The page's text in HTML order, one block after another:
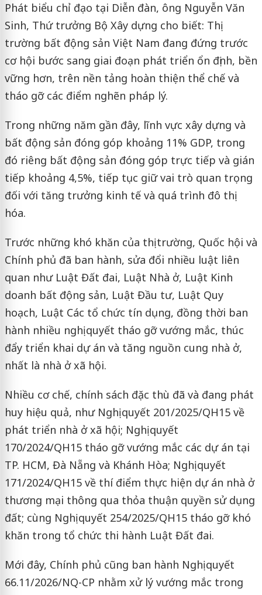
Phát biểu chỉ đạo tại Diễn đàn, ông Nguyễn Văn
Sinh, Thứ trưởng Bộ Xây dựng cho biết: Thị
trường bất động sản Việt Nam đang đứng trước
cơ hội bước sang giai đoạn phát triển ổn định, bền
vững hơn, trên nền tảng hoàn thiện thể chế và
tháo gỡ các điểm nghẽn pháp lý.
Trong những năm gần đây, lĩnh vực xây dựng và
bất động sản đóng góp khoảng 11% GDP, trong
đó riêng bất động sản đóng góp trực tiếp và gián
tiếp khoảng 4,5%, tiếp tục giữ vai trò quan trọng
đối với tăng trưởng kinh tế và quá trình đô thị
hóa.
Trước những khó khăn của thị trường, Quốc hội và
Chính phủ đã ban hành, sửa đổi nhiều luật liên
quan như Luật Đất đai, Luật Nhà ở, Luật Kinh
doanh bất động sản, Luật Đầu tư, Luật Quy
hoạch, Luật Các tổ chức tín dụng, đồng thời ban
hành nhiều nghị quyết tháo gỡ vướng mắc, thúc
đẩy triển khai dự án và tăng nguồn cung nhà ở,
nhất là nhà ở xã hội.
Nhiều cơ chế, chính sách đặc thù đã và đang phát
huy hiệu quả, như Nghị quyết 201/2025/QH15 về
phát triển nhà ở xã hội; Nghị quyết
170/2024/QH15 tháo gỡ vướng mắc các dự án tại
TP. HCM, Đà Nẵng và Khánh Hòa; Nghị quyết
171/2024/QH15 về thí điểm thực hiện dự án nhà ở
thương mại thông qua thỏa thuận quyền sử dụng
đất; cùng Nghị quyết 254/2025/QH15 tháo gỡ khó
khăn trong tổ chức thi hành Luật Đất đai.
Mới đây, Chính phủ cũng ban hành Nghị quyết
66.11/2026/NQ-CP nhằm xử lý vướng mắc trong